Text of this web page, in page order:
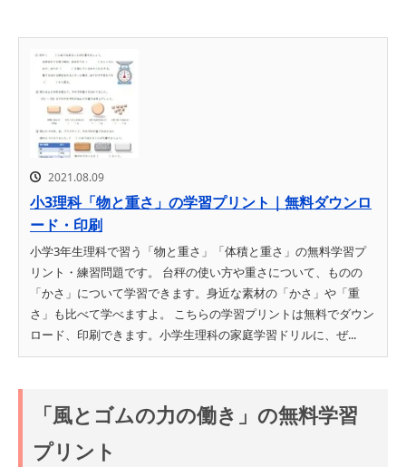
2021.08.09
小3理科「物と重さ」の学習プリント｜無料ダウンロ
ード・印刷
小学3年生理科で習う「物と重さ」「体積と重さ」の無料学習プ
リント・練習問題です。 台秤の使い方や重さについて、ものの
「かさ」について学習できます。身近な素材の「かさ」や「重
さ」も比べて学べますよ。 こちらの学習プリントは無料でダウン
ロード、印刷できます。小学生理科の家庭学習ドリルに、ぜ...
「風とゴムの力の働き」の無料学習
プリント